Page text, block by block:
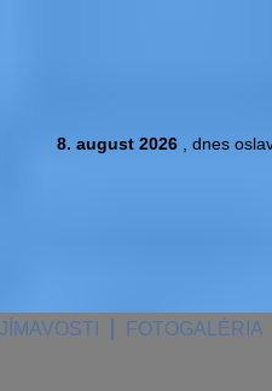
8. august 2026 , dnes
FOTOGALÉRIA